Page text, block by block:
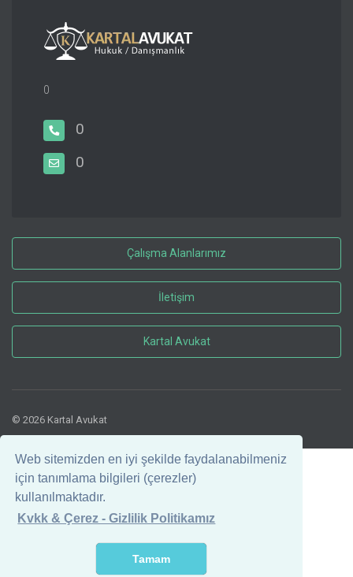
Web sitemizden en iyi şekilde faydalanabilmeniz
için tanımlama bilgileri (çerezler)
kullanılmaktadır.
Kvkk & Çerez - Gizlilik Politikamız
Tamam
0
0
0
Çalışma Alanlarımız
İletişim
Kartal Avukat
© 2026 Kartal Avukat